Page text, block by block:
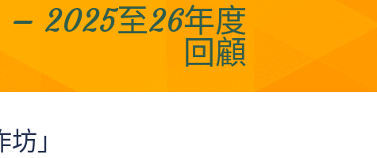
– 2025至26年度
回顧
」